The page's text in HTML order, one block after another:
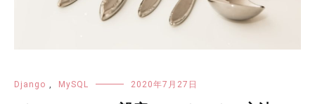
Django , MySQL 2020年7月27日